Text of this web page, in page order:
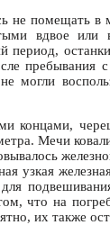
не помещать
вдвое или
период,
пребывания
могли
концами,
Мечи
узкая
что на
их также